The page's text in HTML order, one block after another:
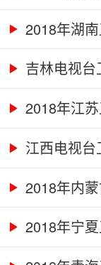
2018年湖
吉林电视
2018年江
江西电视
2018年内
2018年宁